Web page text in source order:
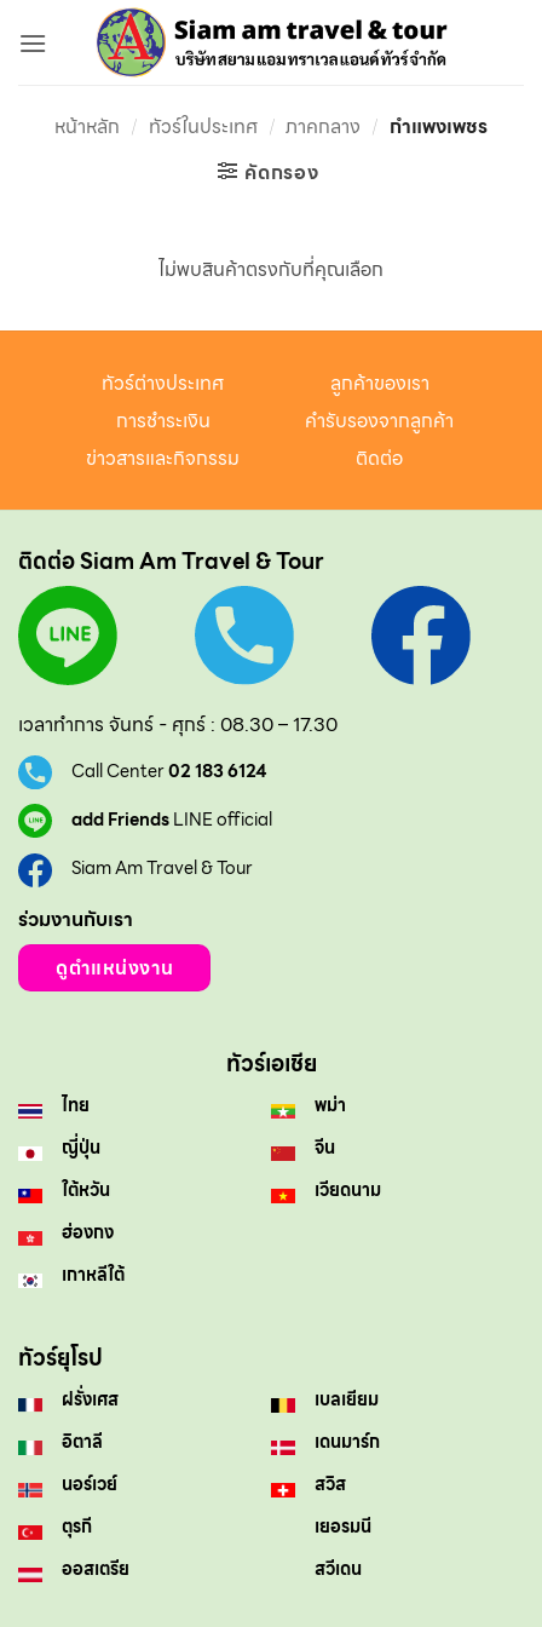
หน้าหลัก / ทัวร์ในประเทศ / ภาคกลาง / กำแพงเพชร
คัดกรอง
ไม่พบสินค้าตรงกับที่คุณเลือก
ทัวร์ต่างประเทศ
ลูกค้าของเรา
การชำระเงิน
คำรับรองจากลูกค้า
ข่าวสารและกิจกรรม
ติดต่อ
ติดต่อ Siam Am Travel & Tour
เวลาทำการ จันทร์ - ศุกร์ : 08.30 – 17.30
Call Center02 183 6124
add FriendsLINE official
Siam Am Travel & Tour
ร่วมงานกับเรา
ดูตำแหน่งงาน
ทัวร์เอเชีย
ไทย
ญี่ปุ่น
ใต้หวัน
ฮ่องกง
เกาหลีใต้
พม่า
จีน
เวียดนาม
ทัวร์ยุโรป
ฝรั่งเศส
อิตาลี
นอร์เวย์
ตุรกี
ออสเตรีย
เบลเยียม
เดนมาร์ก
สวิส
เยอรมนี
สวีเดน